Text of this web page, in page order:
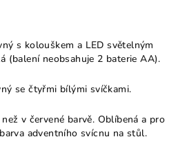
s kolouškem a LED světelným
(balení neobsahuje 2 baterie AA).
se čtyřmi bílými svíčkami.
v červené barvě. Oblíbená a pro
adventního svícnu na stůl.